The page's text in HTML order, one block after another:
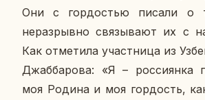
Они с гор­до­стью писали о
нераз­рыв­но свя­зы­ва­ют их с
Как от­ме­ти­ла участ­ни­ца из
Джаб­ба­ро­ва: «Я – рос­си­ян­ка
моя Родина и моя гор­дость,